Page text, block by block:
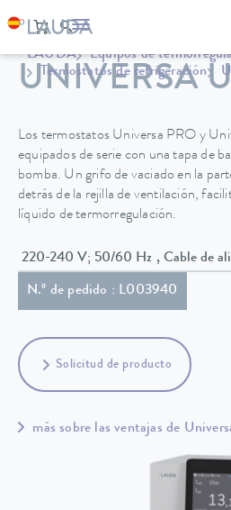
LAUDA Equipos de
Termostatos de refrigeración
UNIVERSA
Los termostatos Universa PRO y
equipados de serie con una tapa de
bomba. Un grifo de vaciado en la
detrás de la rejilla de ventilación,
líquido de termorregulación.
220-240 V; 50/
N.º de pedido : L003940
Solicitud de producto
más sobre las ventajas de